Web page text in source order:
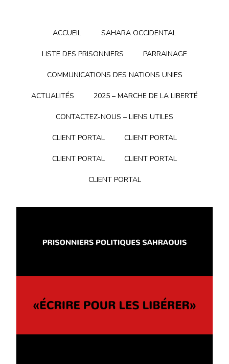
ACCUEIL SAHARA OCCIDENTAL
LISTE DES PRISONNIERS PARRAINAGE
COMMUNICATIONS DES NATIONS UNIES
ACTUALITÉS 2025 – MARCHE DE LA LIBERTÉ
CONTACTEZ-NOUS – LIENS UTILES
CLIENT PORTAL CLIENT PORTAL
CLIENT PORTAL CLIENT PORTAL
CLIENT PORTAL